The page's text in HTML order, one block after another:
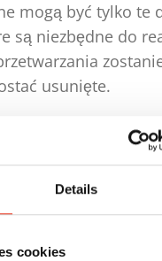
Details
cookies
mogą być tylko te
są niezbędne do
usunięte.